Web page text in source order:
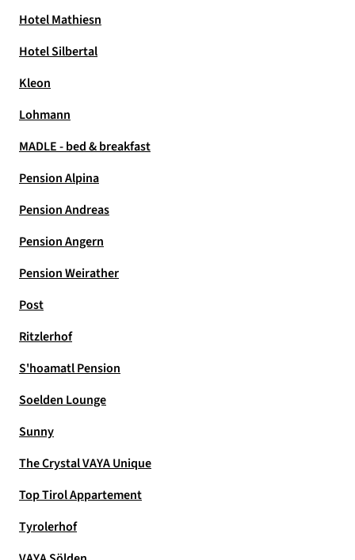
Hotel Mathiesn
Hotel Silbertal
Kleon
Lohmann
MADLE - bed & breakfast
Pension Alpina
Pension Andreas
Pension Angern
Pension Weirather
Post
Ritzlerhof
S'hoamatl Pension
Soelden Lounge
Sunny
The Crystal VAYA Unique
Top Tirol Appartement
Tyrolerhof